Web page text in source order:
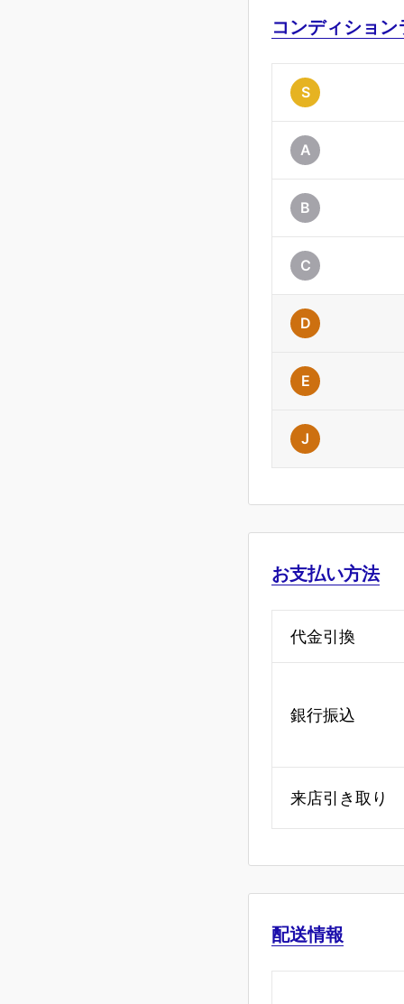
コンディション
S
A
B
C
D
E
J
お支払い方法
代金引換
銀行振込
来店引き取り
配送情報